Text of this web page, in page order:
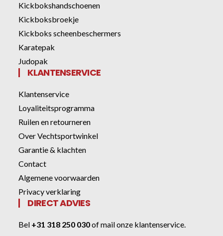
Kickbokshandschoenen
Kickboksbroekje
Kickboks scheenbeschermers
Karatepak
Judopak
KLANTENSERVICE
Klantenservice
Loyaliteitsprogramma
Ruilen en retourneren
Over Vechtsportwinkel
Garantie & klachten
Contact
Algemene voorwaarden
Privacy verklaring
DIRECT ADVIES
Bel +31 318 250 030ofmail onze klantenservice.